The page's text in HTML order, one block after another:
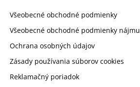
Všeobecné obchodné podmienky
Všeobecné obchodné podmienky nájmu
Ochrana osobných údajov
Zásady používania súborov cookies
Reklamačný poriadok